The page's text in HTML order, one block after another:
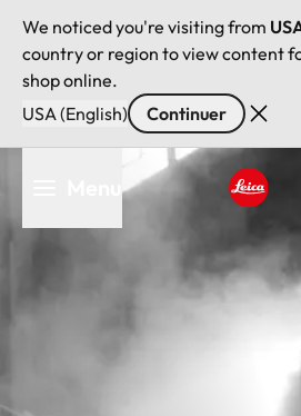
We noticed you're visiting from
country or region to view content
shop online.
USA (English)
Continuer